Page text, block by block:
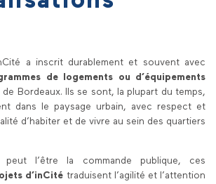
a inscrit durablement et souvent avec
de logements ou d’équipements
Bordeaux. Ils se sont, la plupart du temps,
dans le paysage urbain, avec respect et
d’habiter et de vivre au sein des quartiers
l’être la commande publique, ces
d’inCité traduisent l’agilité et l’attention